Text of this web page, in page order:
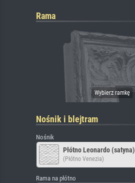
Rama
Nośnik i blejtram
Nośnik
Płótno Leonardo (satyna)
(Płótno Venezia)
Rama na płótno